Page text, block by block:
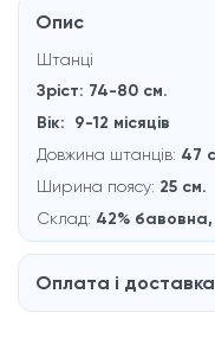
Опис
Штанці
Зріст: 74-80 см.
Вік: 9-12 місяцiв
Довжина штанців: 47
Ширина поясу: 25 см.
Склад: 42%
Оплата і доставка